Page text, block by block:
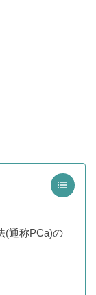
(通称PCa)の